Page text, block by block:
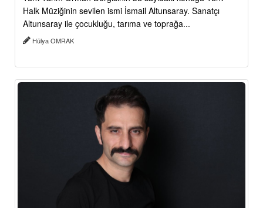
Halk Müziğinin sevilen ismi İsmail Altunsaray. Sanatçı
Altunsaray ile çocukluğu, tarıma ve toprağa...
Hülya OMRAK